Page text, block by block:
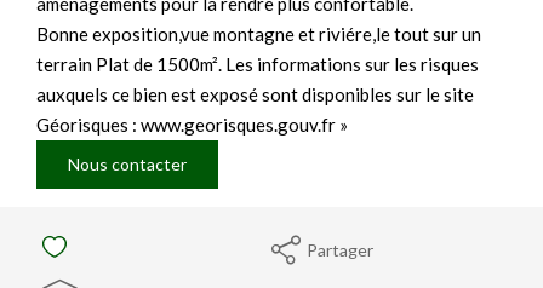
Bonne exposition,vue montagne et riviére,le tout sur un
terrain Plat de 1500m². Les informations sur les risques
auxquels ce bien est exposé sont disponibles sur le site
Géorisques : www.georisques.gouv.fr »
Nous contacter
Partager